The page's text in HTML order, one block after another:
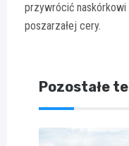
przywrócić
poszarzałej cery.
Pozostałe